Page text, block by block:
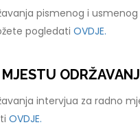
pismenog i
pogledati OVDJE.
intervjua za radno
OVDJE.